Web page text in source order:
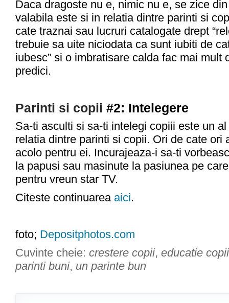
Daca dragoste nu e, nimic nu e, se zice
valabila este si in relatia dintre parinti si
cate traznai sau lucruri catalogate drept
trebuie sa uite niciodata ca sunt iubiti de
iubesc” si o imbratisare calda fac mai mult
predici.
Parinti si copii #2: Intelegere
Sa-ti asculti si sa-ti intelegi copiii este un
relatia dintre parinti si copii. Ori de cate ori
acolo pentru ei. Incurajeaza-i sa-ti
la papusi sau masinute la pasiunea pe
pentru vreun star TV.
Citeste continuarea aici.
foto; Depositphotos.com
Cuvinte cheie: crestere copii, educatie copii
parinti buni, un parinte bun